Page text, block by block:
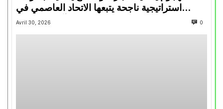
استراتيجية ناجحة يتبعها الاتحاد العاصمي في
تتويجاته آخر السنوات
Avril 30, 2026 0